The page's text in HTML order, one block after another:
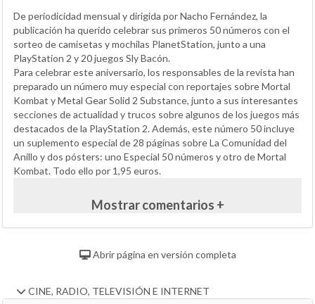
De periodicidad mensual y dirigida por Nacho Fernández, la
publicación ha querido celebrar sus primeros 50 números con el
sorteo de camisetas y mochilas PlanetStation, junto a una
PlayStation 2 y 20 juegos Sly Bacón.
Para celebrar este aniversario, los responsables de la revista han
preparado un número muy especial con reportajes sobre Mortal
Kombat y Metal Gear Solid 2 Substance, junto a sus interesantes
secciones de actualidad y trucos sobre algunos de los juegos más
destacados de la PlayStation 2. Además, este número 50 incluye
un suplemento especial de 28 páginas sobre La Comunidad del
Anillo y dos pósters: uno Especial 50 números y otro de Mortal
Kombat. Todo ello por 1,95 euros.
Mostrar comentarios +
Abrir página en versión completa
CINE, RADIO, TELEVISIÓN E INTERNET